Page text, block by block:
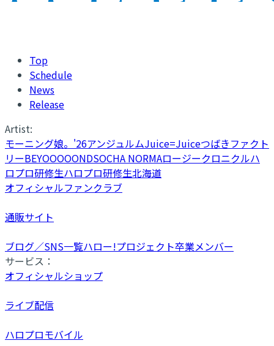
Top
Schedule
News
Release
Artist:
モーニング娘。'26アンジュルムJuice=Juiceつばきファクト
リーBEYOOOOONDSOCHA NORMAロージークロニクルハ
ロプロ研修生ハロプロ研修生北海道
オフィシャルファンクラブ
通販サイト
ブログ／SNS一覧ハロー!プロジェクト卒業メンバー
サービス：
オフィシャルショップ
ライブ配信
ハロプロモバイル